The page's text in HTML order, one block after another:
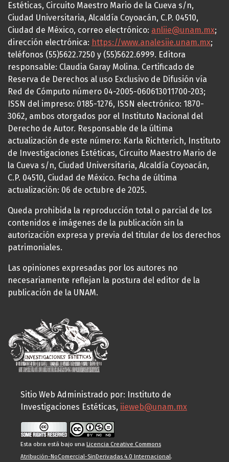
Estéticas, Circuito Maestro Mario de la Cueva s/n,
Ciudad Universitaria, Alcaldía Coyoacán, C.P. 04510,
Ciudad de México, correo electrónico: anliie@unam.mx;
dirección electrónica: https://www.analesiie.unam.mx;
teléfonos (55)5622.7250 y (55)5622.6999. Editora
responsable: Claudia Garay Molina. Certificado de
Reserva de Derechos al uso Exclusivo de Difusión vía
Red de Cómputo número 04-2005-060613011700-203;
ISSN del impreso: 0185-1276, ISSN electrónico: 1870-
3062, ambos otorgados por el Instituto Nacional del
Derecho de Autor. Responsable de la última
actualización de este número: Karla Richterich, Instituto
de Investigaciones Estéticas, Circuito Maestro Mario de
la Cueva s/n, Ciudad Universitaria, Alcaldía Coyoacán,
C.P. 04510, Ciudad de México. Fecha de última
actualización: 06 de octubre de 2025.
Queda prohibida la reproducción total o parcial de los
contenidos e imágenes de la publicación sin la
autorización expresa y previa del titular de los derechos
patrimoniales.
Las opiniones expresadas por los autores no
necesariamente reflejan la postura del editor de la
publicación de la UNAM.
Sitio Web Administrado por: Instituto de
Investigaciones Estéticas, iieweb@unam.mx
Esta obra está bajo una Licencia Creative Commons
Atribución-NoComercial-SinDerivadas 4.0 Internacional.